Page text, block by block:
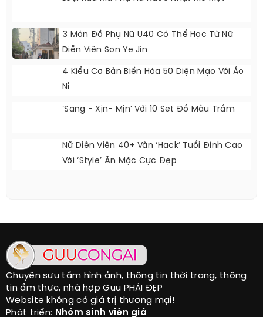
3 Món Đồ Phụ Nữ U40 Có Thể Học Từ Nữ
4 Kiểu Cơ Bản Biến Hóa 50 Diện Mạo Với Áo
Nữ Diễn Viên 40+ Vẫn ‘hack’ Tuổi Đỉnh Cao
Chuyên sưu tầm hình ảnh, thông tin thời trang, thông
tin ẩm thực, nhà hợp Guu PHÁI ĐẸP
Website không có giá trị thương mại!